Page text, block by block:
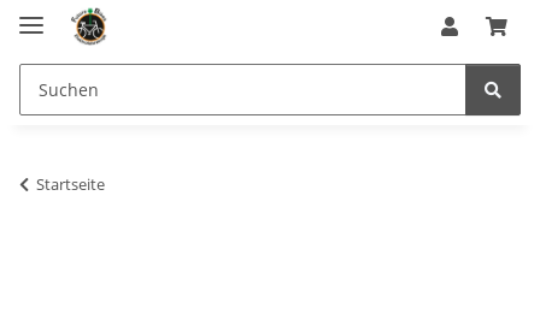
Startseite